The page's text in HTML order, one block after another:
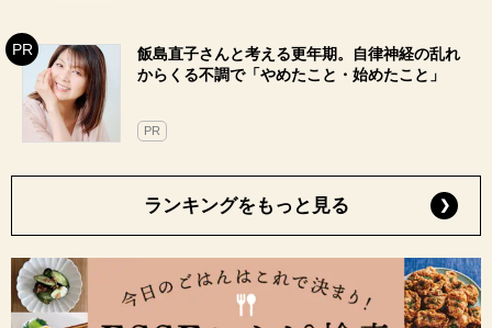
飯島直子さんと考える更年期。自律神経の乱れ
からくる不調で「やめたこと・始めたこと」
PR
ランキングをもっと見る